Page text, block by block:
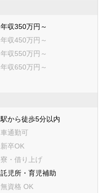
年収350万円～
年収450万円～
年収550万円～
年収650万円～
駅から徒歩5分以内
車通勤可
新卒OK
寮・借り上げ
託児所・育児補助
無資格 OK